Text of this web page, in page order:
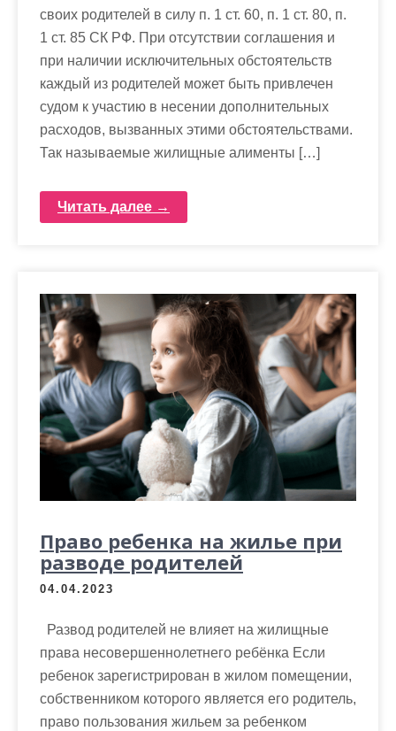
своих родителей в силу п. 1 ст. 60, п. 1 ст. 80, п.
1 ст. 85 СК РФ. При отсутствии соглашения и
при наличии исключительных обстоятельств
каждый из родителей может быть привлечен
судом к участию в несении дополнительных
расходов, вызванных этими обстоятельствами.
Так называемые жилищные алименты […]
Читать далее →
Право ребенка на жилье при
разводе родителей
04.04.2023
Развод родителей не влияет на жилищные
права несовершеннолетнего ребёнка Если
ребенок зарегистрирован в жилом помещении,
собственником которого является его родитель,
право пользования жильем за ребенком